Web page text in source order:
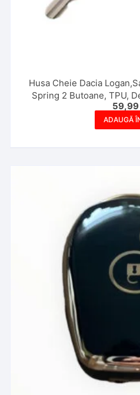
Husa Cheie Dacia
Spring 2 Butoane, TPU,
59,99
ADAUGĂ